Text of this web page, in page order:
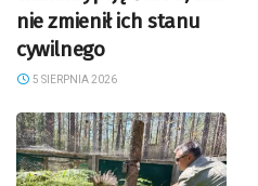
nie zmienił ich stanu
cywilnego
5 SIERPNIA 2026